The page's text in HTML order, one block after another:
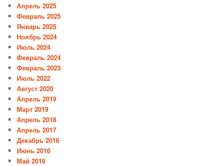
Апрель 2025
Февраль 2025
Январь 2025
Ноябрь 2024
Июль 2024
Февраль 2024
Февраль 2023
Июль 2022
Август 2020
Апрель 2019
Март 2019
Апрель 2018
Апрель 2017
Декабрь 2016
Июнь 2016
Май 2016